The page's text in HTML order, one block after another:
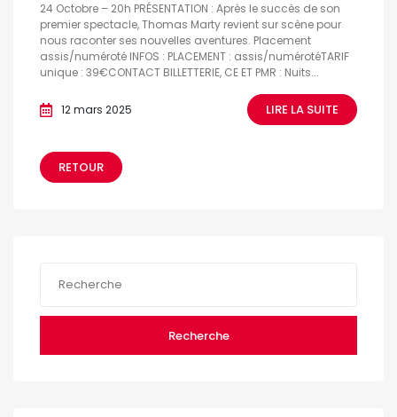
24 Octobre – 20h PRÉSENTATION : Après le succès de son
premier spectacle, Thomas Marty revient sur scène pour
nous raconter ses nouvelles aventures. Placement
assis/numéroté INFOS : PLACEMENT : assis/numérotéTARIF
unique : 39€CONTACT BILLETTERIE, CE ET PMR : Nuits...
12 mars 2025 LIRE LA SUITE
RETOUR
Recherche